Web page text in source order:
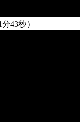
43秒）